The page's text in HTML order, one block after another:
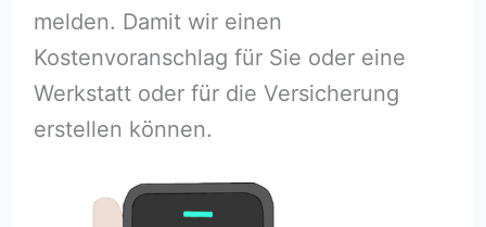
melden. Damit wir einen
Kostenvoranschlag für Sie oder eine
Werkstatt oder für die Versicherung
erstellen können.